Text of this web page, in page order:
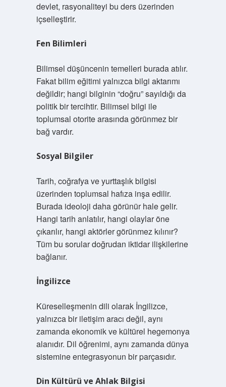
devlet, rasyonaliteyi bu ders üzerinden
içselleştirir.
Fen Bilimleri
Bilimsel düşüncenin temelleri burada atılır.
Fakat bilim eğitimi yalnızca bilgi aktarımı
değildir; hangi bilginin “doğru” sayıldığı da
politik bir tercihtir. Bilimsel bilgi ile
toplumsal otorite arasında görünmez bir
bağ vardır.
Sosyal Bilgiler
Tarih, coğrafya ve yurttaşlık bilgisi
üzerinden toplumsal hafıza inşa edilir.
Burada ideoloji daha görünür hale gelir.
Hangi tarih anlatılır, hangi olaylar öne
çıkarılır, hangi aktörler görünmez kılınır?
Tüm bu sorular doğrudan iktidar ilişkilerine
bağlanır.
İngilizce
Küreselleşmenin dili olarak İngilizce,
yalnızca bir iletişim aracı değil, aynı
zamanda ekonomik ve kültürel hegemonya
alanıdır. Dil öğrenimi, aynı zamanda dünya
sistemine entegrasyonun bir parçasıdır.
Din Kültürü ve Ahlak Bilgisi